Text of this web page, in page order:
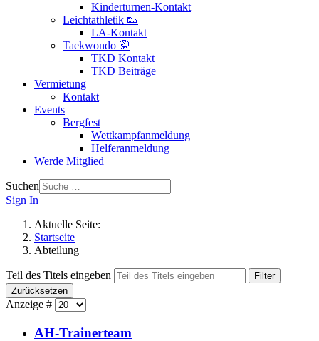
Kinderturnen-Kontakt
Leichtathletik 👟
LA-Kontakt
Taekwondo 🥋
TKD Kontakt
TKD Beiträge
Vermietung
Kontakt
Events
Bergfest
Wettkampfanmeldung
Helferanmeldung
Werde Mitglied
Suchen
Sign In
Aktuelle Seite:
Startseite
Abteilung
Teil des Titels eingeben
Filter
Zurücksetzen
Anzeige #
AH-Trainerteam